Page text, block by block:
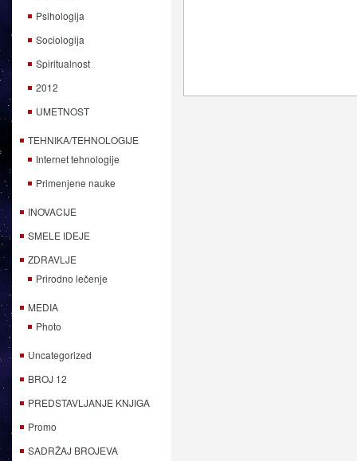
Psihologija
Sociologija
Spiritualnost
2012
UMETNOST
TEHNIKA/TEHNOLOGIJE
Internet tehnologije
Primenjene nauke
INOVACIJE
SMELE IDEJE
ZDRAVLJE
Prirodno lečenje
MEDIA
Photo
Uncategorized
BROJ 12
PREDSTAVLJANJE KNJIGA
Promo
SADRŽAJ BROJEVA